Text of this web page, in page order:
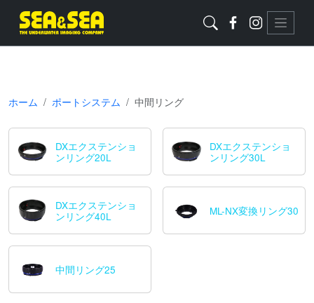
ホーム ポートシステム 中間リング
DXエクステンショ
ンリング20L
DXエクステンショ
ンリング30L
DXエクステンショ
ンリング40L
ML-NX変換リング30
中間リング25